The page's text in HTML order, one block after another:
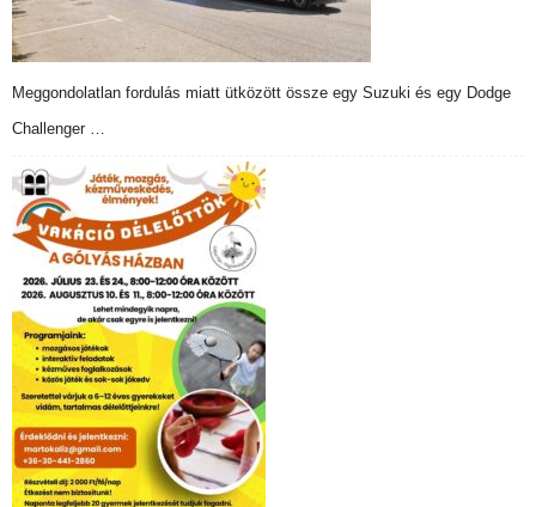
Meggondolatlan fordulás miatt ütközött össze egy Suzuki és egy Dodge
Challenger …